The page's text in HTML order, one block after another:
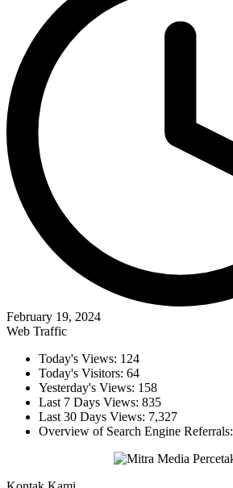
February 19, 2024
Web Traffic
Today's Views: 124
Today's Visitors: 64
Yesterday's Views: 158
Last 7 Days Views: 835
Last 30 Days Views: 7,327
Overview of Search Engine Referrals: